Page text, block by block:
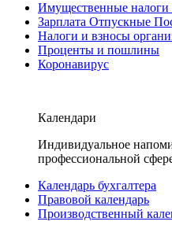
Имущественные налоги
Зарплата Отпускные
Налоги и взносы
Проценты и пошлины
Коронавирус
Календари
Индивидуальное
профессиональной
Календарь бухгалтера
Правовой календарь
Производственный